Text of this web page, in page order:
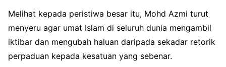
Melihat kepada peristiwa besar itu, Mohd Azmi turut
menyeru agar umat Islam di seluruh dunia mengambil
iktibar dan mengubah haluan daripada sekadar retorik
perpaduan kepada kesatuan yang sebenar.